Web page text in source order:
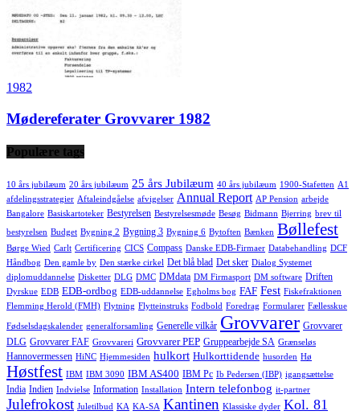
1982
Mødereferater Grovvarer 1982
Populære tags
10 års jubilæum 20 års jubilæum 25 års Jubilæum 40 års jubilæum 1900-Stafetten A1
afdelingsstrategier Aftaleindgåelse afvigelser Annual Report AP Pension arbejde
Bangalore Basiskartoteker Bestyrelsen Bestyrelsesmøde Besøg Bidmann Bjerring brev til
bestyrelsen Budget Bygning 2 Bygning 3 Bygning 6 Bytoften Bænken Bøllefest
Børge Wied Carlt Certificering CICS Compass Danske EDB-Firmaer Databehandling DCF
Håndbog Den gamle by Den stærke cirkel Det blå blad Det sker Dialog Systemet
diplomuddannelse Disketter DLG DMC DMdata DM Firmasport DM software Driften
Dyrskue EDB EDB-ordbog EDB-uddannelse Egholms bog FAF Fest Fiskefraktionen
Flemming Herold (FMH) Flytning Flytteinstruks Fodbold Foredrag Formularer Fællesskue
Fødselsdagskalender generalforsamling Generelle vilkår Grovvarer Grovvarer
DLG Grovvarer FAF Grovvareri Grovvarer PEP Gruppearbejde SA Grænseløs
Hannovermessen HiNC Hjemmesiden hulkort Hulkorttidende husorden Hø
Høstfest IBM IBM 3090 IBM AS400 IBM Pc Ib Pedersen (IBP) igangsættelse
India Indien Indvielse Information Installation Intern telefonbog it-partner
Julefrokost Juletilbud KA KA-SA Kantinen Klassiske dyder Kol. 81